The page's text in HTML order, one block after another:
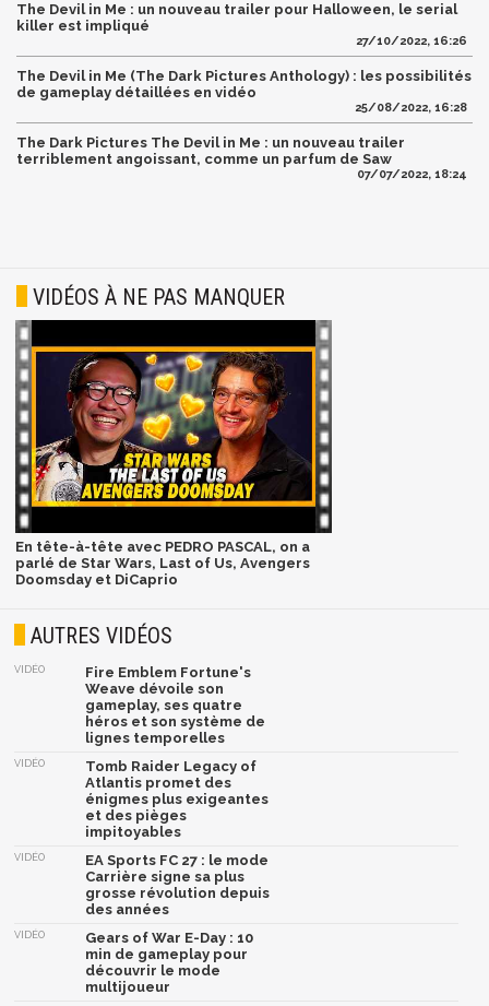
The Devil in Me : un nouveau trailer pour Halloween, le serial
killer est impliqué
27/10/2022, 16:26
The Devil in Me (The Dark Pictures Anthology) : les possibilités
de gameplay détaillées en vidéo
25/08/2022, 16:28
The Dark Pictures The Devil in Me : un nouveau trailer
terriblement angoissant, comme un parfum de Saw
07/07/2022, 18:24
VIDÉOS À NE PAS MANQUER
En tête-à-tête avec PEDRO PASCAL, on a
parlé de Star Wars, Last of Us, Avengers
Doomsday et DiCaprio
AUTRES VIDÉOS
VIDÉO
Fire Emblem Fortune's
Weave dévoile son
gameplay, ses quatre
héros et son système de
lignes temporelles
VIDÉO
Tomb Raider Legacy of
Atlantis promet des
énigmes plus exigeantes
et des pièges
impitoyables
VIDÉO
EA Sports FC 27 : le mode
Carrière signe sa plus
grosse révolution depuis
des années
VIDÉO
Gears of War E-Day : 10
min de gameplay pour
découvrir le mode
multijoueur